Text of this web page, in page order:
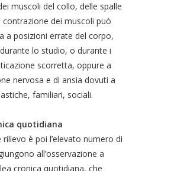
muscoli del collo, delle spalle
contrazione dei muscoli può
a posizioni errate del corpo,
lo studio, o durante i
scorretta, oppure a
nervosa e di ansia dovuti a
familiari, sociali.
quotidiana
è poi l’elevato numero di
all’osservazione a
cronica quotidiana, che